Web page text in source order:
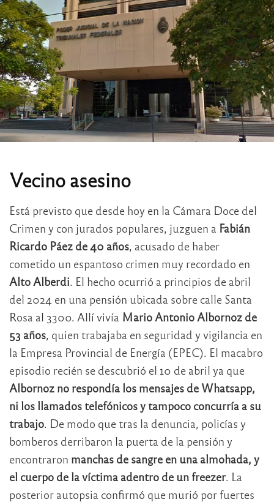
Vecino asesino
Está previsto que desde hoy en la Cámara Doce del
Crimen y con jurados populares, juzguen a Fabián
Ricardo Páez de 40 años, acusado de haber
cometido un espantoso crimen muy recordado en
Alto Alberdi. El hecho ocurrió a principios de abril
del 2024 en una pensión ubicada sobre calle Santa
Rosa al 3300. Allí vivía Mario Antonio Albornoz de
53 años, quien trabajaba en seguridad y vigilancia en
la Empresa Provincial de Energía (EPEC). El macabro
episodio recién se descubrió el 10 de abril ya que
Albornoz no respondía los mensajes de Whatsapp,
ni los llamados telefónicos y tampoco concurría a su
trabajo. De modo que tras la denuncia, policías y
bomberos derribaron la puerta de la pensión y
encontraron manchas de sangre en una almohada, y
el cuerpo de la víctima adentro de un freezer. La
posterior autopsia confirmó que murió por fuertes